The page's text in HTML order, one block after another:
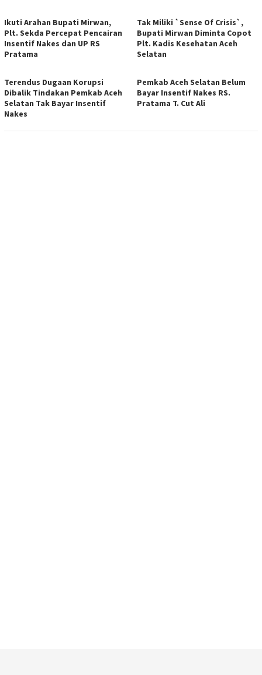
Ikuti Arahan Bupati Mirwan,
Plt. Sekda Percepat Pencairan
Insentif Nakes dan UP RS
Pratama
Tak Miliki `Sense Of Crisis`,
Bupati Mirwan Diminta Copot
Plt. Kadis Kesehatan Aceh
Selatan
Terendus Dugaan Korupsi
Dibalik Tindakan Pemkab Aceh
Selatan Tak Bayar Insentif
Nakes
Pemkab Aceh Selatan Belum
Bayar Insentif Nakes RS.
Pratama T. Cut Ali